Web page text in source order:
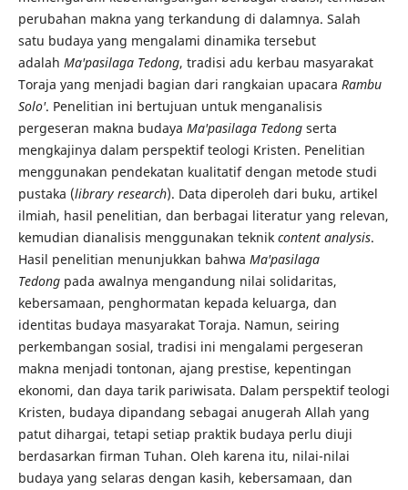
perubahan makna yang terkandung di dalamnya. Salah
satu budaya yang mengalami dinamika tersebut
adalah Ma'pasilaga Tedong, tradisi adu kerbau masyarakat
Toraja yang menjadi bagian dari rangkaian upacara Rambu
Solo'. Penelitian ini bertujuan untuk menganalisis
pergeseran makna budaya Ma'pasilaga Tedongserta
mengkajinya dalam perspektif teologi Kristen. Penelitian
menggunakan pendekatan kualitatif dengan metode studi
pustaka (library research). Data diperoleh dari buku, artikel
ilmiah, hasil penelitian, dan berbagai literatur yang relevan,
kemudian dianalisis menggunakan teknik content analysis.
Hasil penelitian menunjukkan bahwa Ma'pasilaga
Tedongpada awalnya mengandung nilai solidaritas,
kebersamaan, penghormatan kepada keluarga, dan
identitas budaya masyarakat Toraja. Namun, seiring
perkembangan sosial, tradisi ini mengalami pergeseran
makna menjadi tontonan, ajang prestise, kepentingan
ekonomi, dan daya tarik pariwisata. Dalam perspektif teologi
Kristen, budaya dipandang sebagai anugerah Allah yang
patut dihargai, tetapi setiap praktik budaya perlu diuji
berdasarkan firman Tuhan. Oleh karena itu, nilai-nilai
budaya yang selaras dengan kasih, kebersamaan, dan